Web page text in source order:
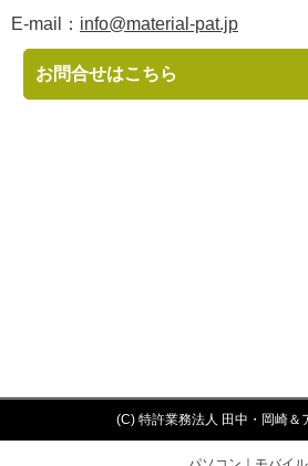
E-mail： info@material-pat.jp
お問合せはこちら
(C) 特許業務法人 田中・岡崎＆